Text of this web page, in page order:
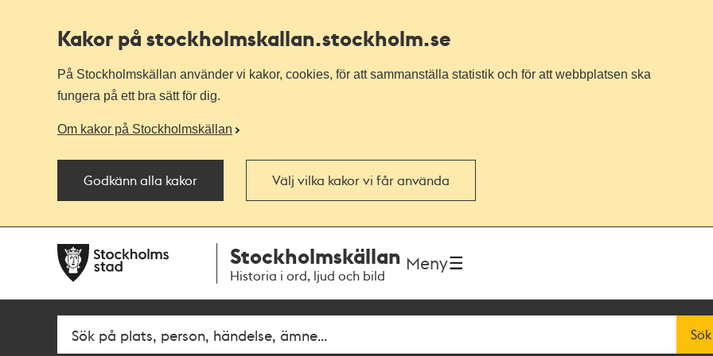
Kakor på stockholmskallan.stockholm.se
På Stockholmskällan använder vi kakor, cookies, för att sammanställa statistik och för att webbplatsen ska
fungera på ett bra sätt för dig.
Om kakor på Stockholmskällan
Godkänn alla kakor Välj vilka kakor vi får använda
navigationen
huvudinnehållet
Stockholmskällan
Historia i ord, ljud och bild
Meny
Fritextsök Sök